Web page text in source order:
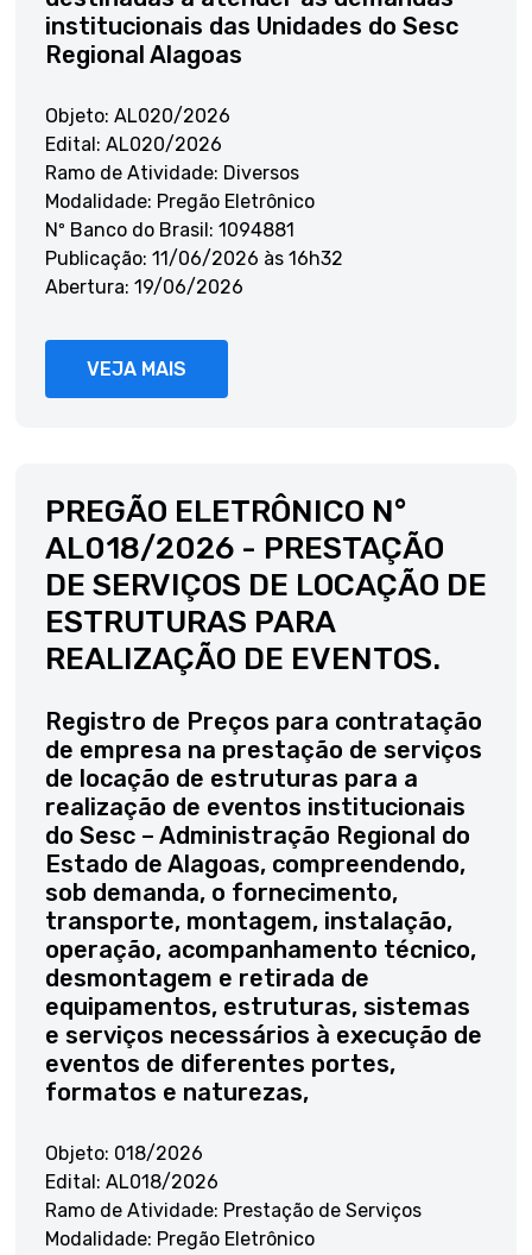
institucionais das Unidades do Sesc
Regional Alagoas
Objeto: AL020/2026
Edital: AL020/2026
Ramo de Atividade: Diversos
Modalidade: Pregão Eletrônico
Nº Banco do Brasil: 1094881
Publicação: 11/06/2026 às 16h32
Abertura: 19/06/2026
VEJA MAIS
PREGÃO ELETRÔNICO N°
AL018/2026 - PRESTAÇÃO
DE SERVIÇOS DE LOCAÇÃO DE
ESTRUTURAS PARA
REALIZAÇÃO DE EVENTOS.
Registro de Preços para contratação
de empresa na prestação de serviços
de locação de estruturas para a
realização de eventos institucionais
do Sesc – Administração Regional do
Estado de Alagoas, compreendendo,
sob demanda, o fornecimento,
transporte, montagem, instalação,
operação, acompanhamento técnico,
desmontagem e retirada de
equipamentos, estruturas, sistemas
e serviços necessários à execução de
eventos de diferentes portes,
formatos e naturezas,
Objeto: 018/2026
Edital: AL018/2026
Ramo de Atividade: Prestação de Serviços
Modalidade: Pregão Eletrônico